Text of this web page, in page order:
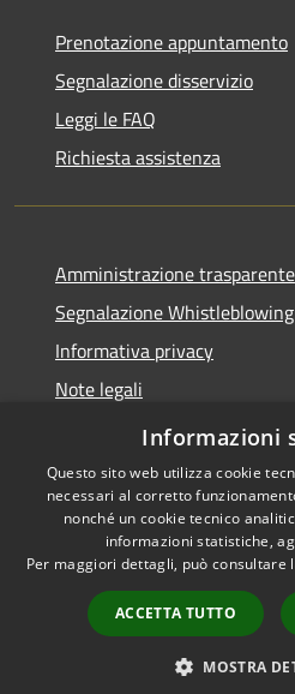
Prenotazione appuntamento
Segnalazione disservizio
Leggi le FAQ
Richiesta assistenza
Amministrazione trasparente
Segnalazione Whistleblowing
Informativa privacy
Note legali
Dichiarazione di accessibilità
Accessibilità
Informazioni
Questo sito web utilizza cookie
necessari al corretto
nonché un cookie tecnico
informazioni statistiche,
Per maggiori dettagli, può consultare
ACCETTA TUTTO
MOSTRA